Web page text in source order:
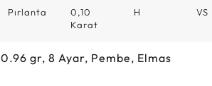
Pırlanta
0,10
Karat
H VS
0.96gr,8Ayar, Pembe, Elmas